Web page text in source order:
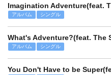
Imagination Adventure(feat.
アルバム シングル
What's Adventure?(feat. The
アルバム シングル
You Don't Have to be